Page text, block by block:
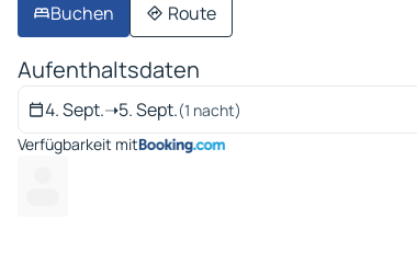
Buchen Route
Aufenthaltsdaten
4. Sept.➝5. Sept.(1 nacht)
Verfügbarkeit mit